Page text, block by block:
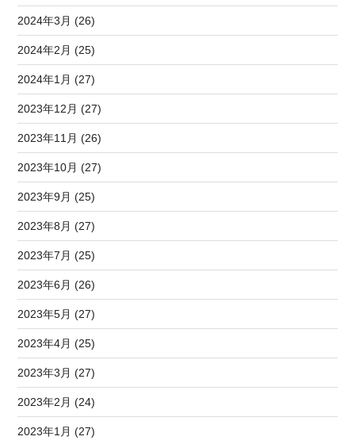
2024年3月 (26)
2024年2月 (25)
2024年1月 (27)
2023年12月 (27)
2023年11月 (26)
2023年10月 (27)
2023年9月 (25)
2023年8月 (27)
2023年7月 (25)
2023年6月 (26)
2023年5月 (27)
2023年4月 (25)
2023年3月 (27)
2023年2月 (24)
2023年1月 (27)